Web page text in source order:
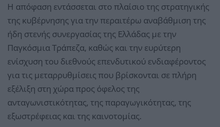
Η απόφαση εντάσσεται στο πλαίσιο της στρατηγικής
της κυβέρνησης για την περαιτέρω αναβάθμιση της
ήδη στενής συνεργασίας της Ελλάδας με την
Παγκόσμια Τράπεζα, καθώς και την ευρύτερη
ενίσχυση του διεθνούς επενδυτικού ενδιαφέροντος
για τις μεταρρυθμίσεις που βρίσκονται σε πλήρη
εξέλιξη στη χώρα προς όφελος της
ανταγωνιστικότητας, της παραγωγικότητας, της
εξωστρέφειας και της καινοτομίας.